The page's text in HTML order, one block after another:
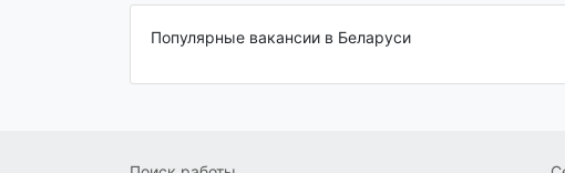
Популярные вакансии в Беларуси